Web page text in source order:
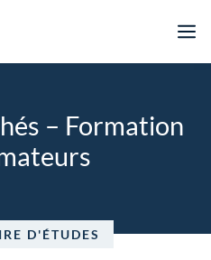
– Formation
D'ÉTUDES